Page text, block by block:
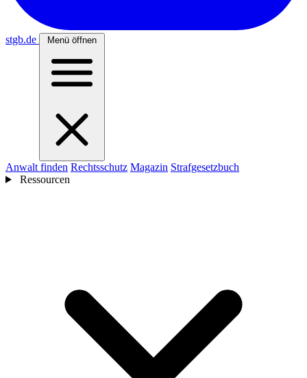
stgb.de Menü öffnen
Anwalt finden Rechtsschutz Magazin Strafgesetzbuch
Ressourcen